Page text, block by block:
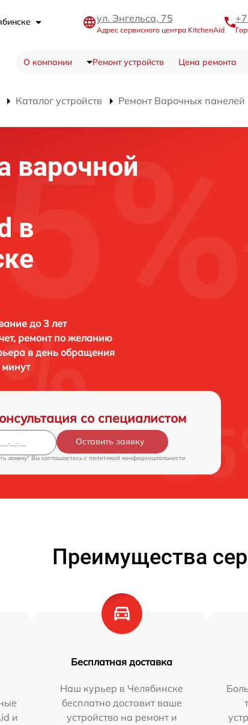
ул. Энгельса, 75
Адрес сервисного центра KitchenAid
О компании Ремонт устройств Цена ремонта
Каталог устройств Ремонт Варочных панелей
варочной
в
до 3 лет
ремонт по желанию
в день обращения
минут
со специалистом
Оставить заявку
заявку" Вы соглашаетесь c политикой конфиденциальности
Преимущества
и
Бесплатная доставка
Наш курьер в Челябинске
бесплатно доставит ваше
устройство на ремонт и